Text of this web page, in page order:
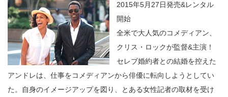
2015年5月27日発売&レンタル
開始
全米で大人気のコメディアン、
クリス・ロックが監督&主演！
セレブ婚約者との結婚を控えた
アンドレは、仕事をコメディアンから俳優に転向しようとしてい
た。自身のイメージアップを図り、とある女性記者の取材を受け